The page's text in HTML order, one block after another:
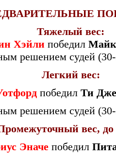
Тяжелый вес:
Хэйли победил
решением судей
Легкий вес:
победил Ти
решением судей
вес, до
Эначе победил